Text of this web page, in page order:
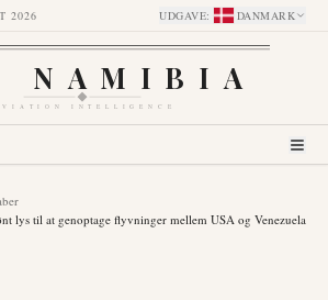
2026 UDGAVE: DANMARK
NAMIBIA
INTELLIGENCE
lys til at genoptage flyvninger mellem USA og Venezuela